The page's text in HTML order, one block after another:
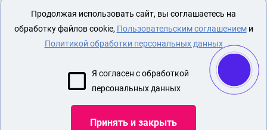
О МАГАЗИНЕ
ОПЛАТА И ДОСТАВКА
ЭРОТИЧЕСКОЕ БЕЛЬЕ
Продолжая использовать сайт, вы соглашаетесь на
обработку файлов cookie, Пользовательским соглашениеми
Политикой обработки персональных данных
Я согласен с обработкой
персональных данных
Принять и закрыть